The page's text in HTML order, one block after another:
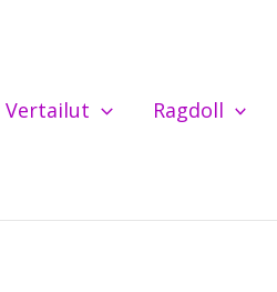
Vertailut Ragdoll